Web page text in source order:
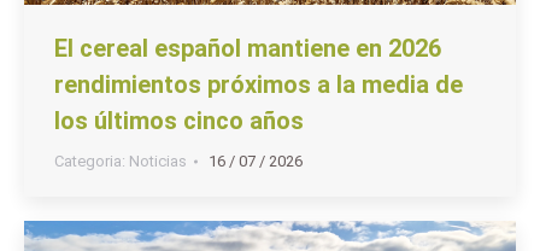
El cereal español mantiene en 2026
rendimientos próximos a la media de
los últimos cinco años
Categoria: Noticias 16 / 07 / 2026